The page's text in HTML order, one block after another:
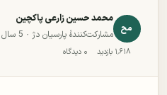
مح
محمد حسین زارعی پاکچین
مشارکت‌کنندهٔ پارسیان دژ · 5 سال پیش
۱٬۶۱۸ بازدید ۰ دیدگاه